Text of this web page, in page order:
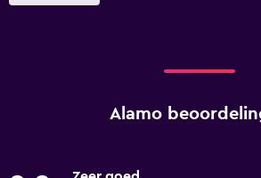
Alamo